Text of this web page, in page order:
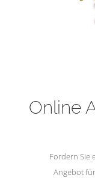
Online
Fordern Sie
Angebot